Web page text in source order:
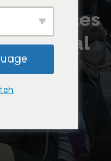
ciudades
Mundial